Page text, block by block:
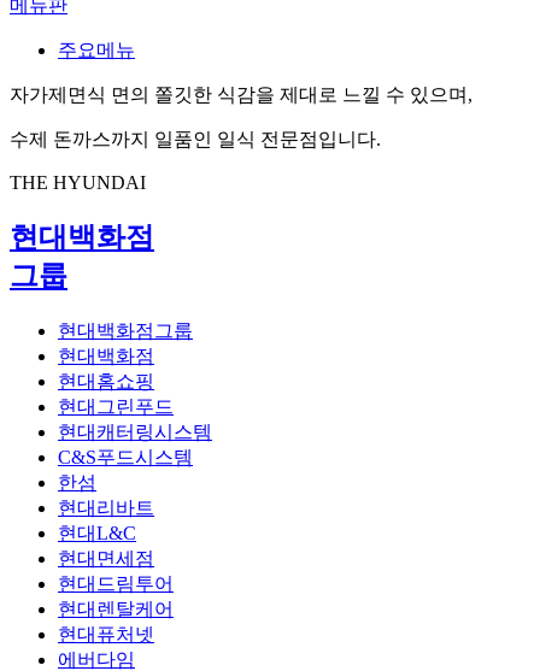
메뉴판
주요메뉴
자가제면식 면의 쫄깃한 식감을 제대로 느낄 수 있으며,
수제 돈까스까지 일품인 일식 전문점입니다.
THE HYUNDAI
현대백화점
그룹
현대백화점그룹
현대백화점
현대홈쇼핑
현대그린푸드
현대캐터링시스템
C&S푸드시스템
한섬
현대리바트
현대L&C
현대면세점
현대드림투어
현대렌탈케어
현대퓨처넷
에버다임